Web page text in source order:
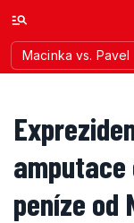
Macinka vs. Pavel
amputace
peníze od